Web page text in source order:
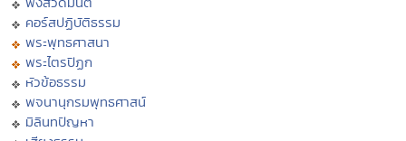
คอร์สปฏิบัติธรรม
พระพุทธศาสนา
พระไตรปิฏก
หัวข้อธรรม
พจนานุกรมพุทธศาสน์
มิลินทปัญหา